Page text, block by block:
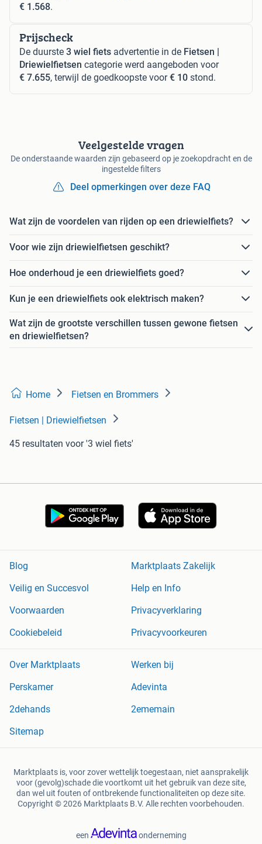
€ 1.568.
Prijscheck
De duurste 3 wiel fiets advertentie in de Fietsen |
Driewielfietsen categorie werd aangeboden voor
€ 7.655, terwijl de goedkoopste voor€ 10 stond.
Veelgestelde vragen
De onderstaande waarden zijn gebaseerd op je zoekopdracht en de
ingestelde filters
Deel opmerkingen over deze FAQ
Wat zijn de voordelen van rijden op een driewielfiets?
Voor wie zijn driewielfietsen geschikt?
Hoe onderhoud je een driewielfiets goed?
Kun je een driewielfiets ook elektrisch maken?
Wat zijn de grootste verschillen tussen gewone fietsen
en driewielfietsen?
Home Fietsen en Brommers
Fietsen | Driewielfietsen
45 resultaten voor '3 wiel fiets'
Blog
Marktplaats Zakelijk
Veilig en Succesvol
Help en Info
Voorwaarden
Privacyverklaring
Cookiebeleid
Privacyvoorkeuren
Over Marktplaats
Werken bij
Perskamer
Adevinta
2dehands
2ememain
Sitemap
Marktplaats is, voor zover wettelijk toegestaan, niet aansprakelijk
voor (gevolg)schade die voortkomt uit het gebruik van deze site,
dan wel uit fouten of ontbrekende functionaliteiten op deze site.
Copyright © 2026 Marktplaats B.V. Alle rechten voorbehouden.
een onderneming